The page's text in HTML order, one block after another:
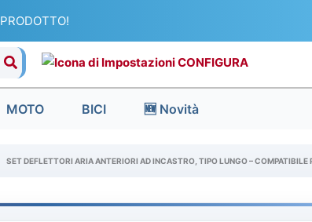
CONFIGURA
MOTO BICI 🆕 Novità
SET DEFLETTORI ARIA ANTERIORI AD INCASTRO, TIPO LUNGO –